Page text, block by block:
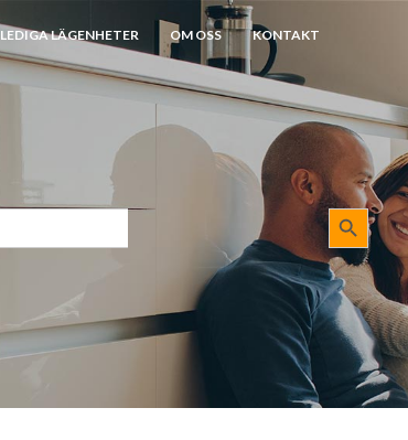
LEDIGA LÄGENHETER OM OSS KONTAKT
Sökknapp